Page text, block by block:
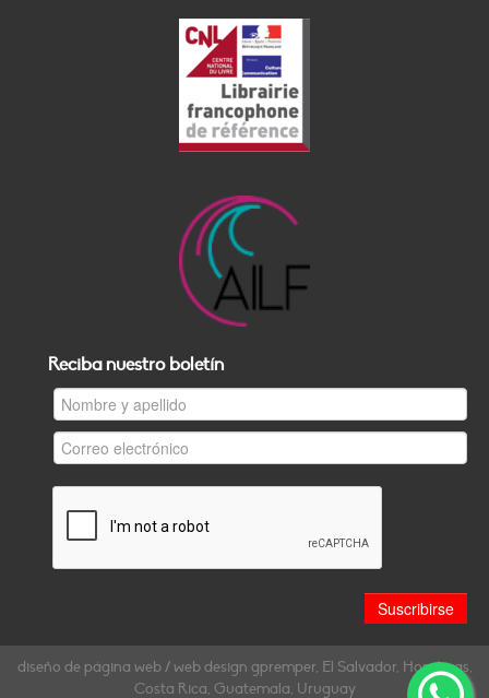
Reciba nuestro boletín
diseño de página web / web design gpremper, El Salvador, Honduras,
Costa Rica, Guatemala, Uruguay